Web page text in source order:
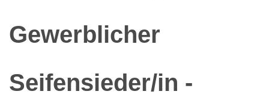
Gewerblicher
Seifensieder/in -